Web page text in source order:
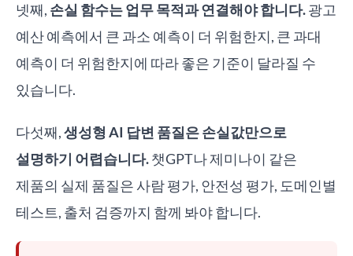
넷째, 손실 함수는 업무 목적과 연결해야 합니다.광고
예산 예측에서 큰 과소 예측이 더 위험한지, 큰 과대
예측이 더 위험한지에 따라 좋은 기준이 달라질 수
있습니다.
다섯째,생성형 AI 답변 품질은 손실값만으로
설명하기 어렵습니다.챗GPT나 제미나이 같은
제품의 실제 품질은 사람 평가, 안전성 평가, 도메인별
테스트, 출처 검증까지 함께 봐야 합니다.